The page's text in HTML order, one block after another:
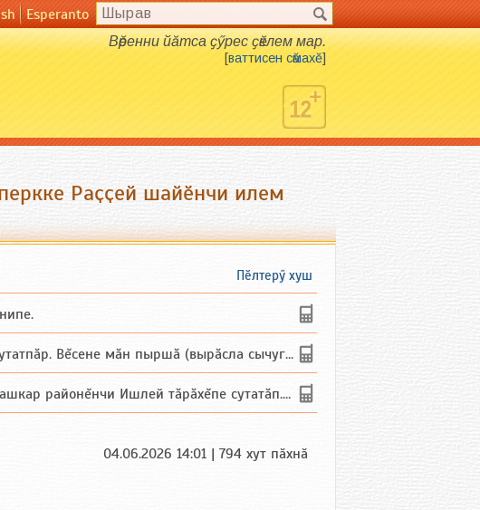
Esperanto
Вӗренни йӑтса ҫӳрес ҫӗклем мар.
[ваттисен сӑмахӗ]
Раҫҫей шайӗнчи илем
Пӗлтерӳ хуш
Вĕсене мăн пыршă (вырăсла сычуг) ...
районĕнчи Ишлей тăрăхĕпе сутатăп. Ха...
04.06.2026 14:01 | 794 хут пӑхнӑ